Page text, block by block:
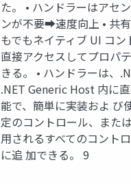
た。 • ハンドラーはアセ
ンが不要➡︎速度向上 • 共
もでもネイティブ UI コン
直接アクセスしてプロパ
きる。 • ハンドラーは、
.NET Generic Host 内に
能で、簡単に実装およ び
定のコントロール、また
用されるすべてのコント
に追 加できる。 9